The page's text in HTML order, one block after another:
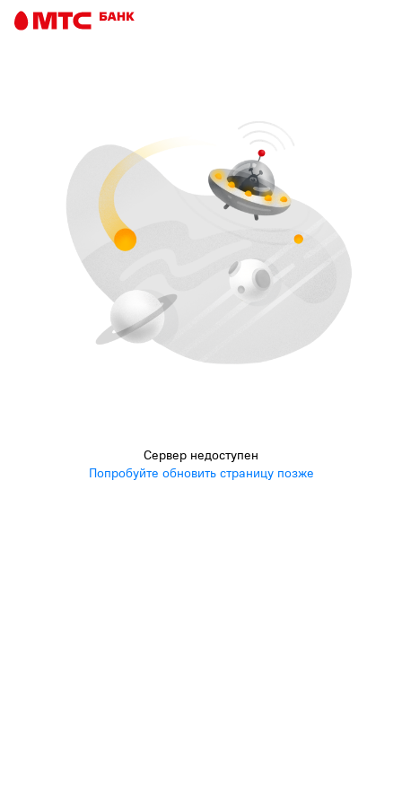
Сервер недоступен
Попробуйте обновить страницу позже